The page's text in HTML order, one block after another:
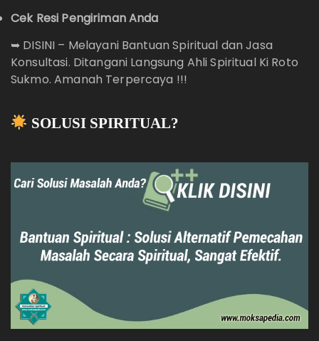
Cek Resi Pengiriman Anda
➥ DISINI – Melayani Bantuan Spiritual dan Jasa
Konsultasi. Ditangani Langsung Ahli Spiritual Ki Roto
Sukmo. Amanah Terpercaya !!!
SOLUSI SPIRITUAL?